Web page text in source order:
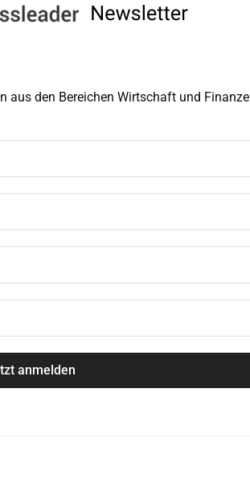
aus den Bereichen Wirtschaft und